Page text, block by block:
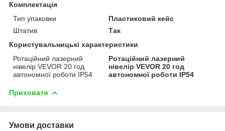
Комплектація
Тип упаковки
Пластиковий кейс
Штатив
Так
Користувальницькі характеристики
Ротаційний лазерний
нівелір VEVOR 20 год
автономної роботи IP54
Ротаційний лазерний
нівелір VEVOR 20 год
автономної роботи IP54
Приховати
Умови доставки